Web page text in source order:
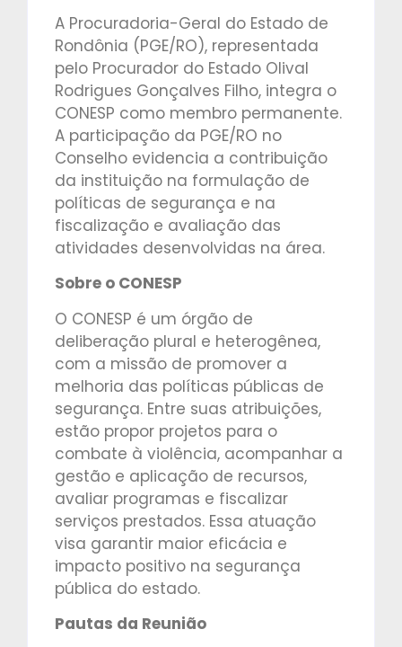
A Procuradoria-Geral do Estado de
Rondônia (PGE/RO), representada
pelo Procurador do Estado Olival
Rodrigues Gonçalves Filho, integra o
CONESP como membro permanente.
A participação da PGE/RO no
Conselho evidencia a contribuição
da instituição na formulação de
políticas de segurança e na
fiscalização e avaliação das
atividades desenvolvidas na área.
Sobre o CONESP
O CONESP é um órgão de
deliberação plural e heterogênea,
com a missão de promover a
melhoria das políticas públicas de
segurança. Entre suas atribuições,
estão propor projetos para o
combate à violência, acompanhar a
gestão e aplicação de recursos,
avaliar programas e fiscalizar
serviços prestados. Essa atuação
visa garantir maior eficácia e
impacto positivo na segurança
pública do estado.
Pautas da Reunião